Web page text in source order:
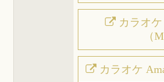
カラオケ
（
カラオケ